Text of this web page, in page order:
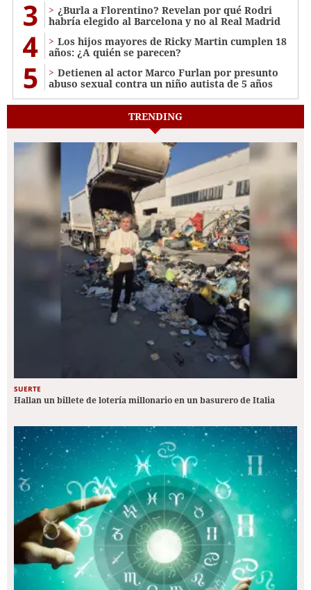
3
¿Burla a Florentino? Revelan por qué Rodri
habría elegido al Barcelona y no al Real Madrid
4
Los hijos mayores de Ricky Martin cumplen 18
años: ¿A quién se parecen?
5
Detienen al actor Marco Furlan por presunto
abuso sexual contra un niño autista de 5 años
TRENDING
SUERTE
Hallan un billete de lotería millonario en un basurero de Italia